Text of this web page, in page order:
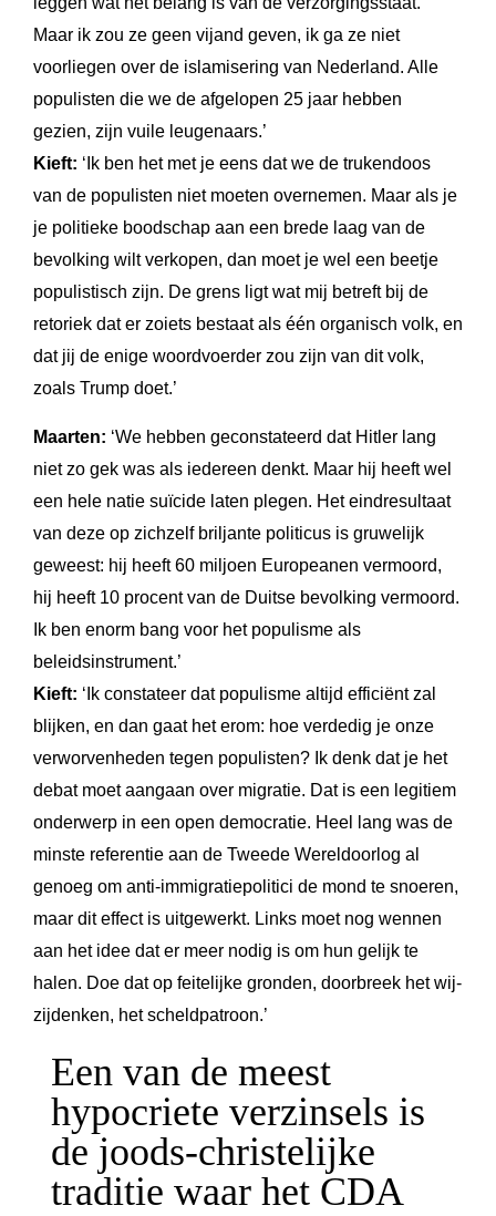
Maar ik zou ze geen vijand geven, ik ga ze niet
voorliegen over de islamisering van Nederland. Alle
populisten die we de afgelopen 25 jaar hebben
gezien, zijn vuile leugenaars.’
Kieft: ‘Ik ben het met je eens dat we de trukendoos
van de populisten niet moeten overnemen. Maar als je
je politieke boodschap aan een brede laag van de
bevolking wilt verkopen, dan moet je wel een beetje
populistisch zijn. De grens ligt wat mij betreft bij de
retoriek dat er zoiets bestaat als één organisch volk, en
dat jij de enige woordvoerder zou zijn van dit volk,
zoals Trump doet.’
Maarten: ‘We hebben geconstateerd dat Hitler lang
niet zo gek was als iedereen denkt. Maar hij heeft wel
een hele natie suïcide laten plegen. Het eindresultaat
van deze op zichzelf briljante politicus is gruwelijk
geweest: hij heeft 60 miljoen Europeanen vermoord,
hij heeft 10 procent van de Duitse bevolking vermoord.
Ik ben enorm bang voor het populisme als
beleidsinstrument.’
Kieft: ‘Ik constateer dat populisme altijd efficiënt zal
blijken, en dan gaat het erom: hoe verdedig je onze
verworvenheden tegen populisten? Ik denk dat je het
debat moet aangaan over migratie. Dat is een legitiem
onderwerp in een open democratie. Heel lang was de
minste referentie aan de Tweede Wereldoorlog al
genoeg om anti-immigratiepolitici de mond te snoeren,
maar dit effect is uitgewerkt. Links moet nog wennen
aan het idee dat er meer nodig is om hun gelijk te
halen. Doe dat op feitelijke gronden, doorbreek het wij-
zijdenken, het scheldpatroon.’
Een van de meest
hypocriete verzinsels is
de joods-christelijke
traditie waar het CDA